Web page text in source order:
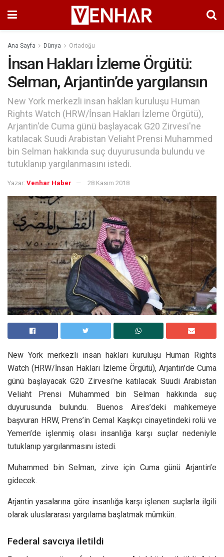
Ana Sayfa Dünya Ortadoğu
İnsan Hakları İzleme Örgütü:
Selman, Arjantin’de yargılansın
New York merkezli insan hakları kuruluşu Human
Rights Watch (HRW/İnsan Hakları İzleme Örgütü),
Arjantin'de Cuma günü başlayacak G20 Zirvesi'ne
katılacak Suudi Arabistan Veliaht Prensi Muhammed
bin Selman hakkında suç duyurusunda bulundu ve
tutuklanıp yargılanmasını istedi.
Yazar: Venhar Haber 28 Kasım 2018
New York merkezli insan hakları kuruluşu Human Rights
Watch (HRW/İnsan Hakları İzleme Örgütü), Arjantin’de Cuma
günü başlayacak G20 Zirvesi’ne katılacak Suudi Arabistan
Veliaht Prensi Muhammed bin Selman hakkında suç
duyurusunda bulundu. Buenos Aires’deki mahkemeye
başvuran HRW, Prens’in Cemal Kaşıkçı cinayetindeki rolü ve
Yemen’de işlenmiş olası insanlığa karşı suçlar nedeniyle
tutuklanıp yargılanmasını istedi.
Muhammed bin Selman, zirve için Cuma günü Arjantin’e
gidecek.
Arjantin yasalarına göre insanlığa karşı işlenen suçlarla ilgili
olarak uluslararası yargılama başlatmak mümkün.
Federal savcıya iletildi